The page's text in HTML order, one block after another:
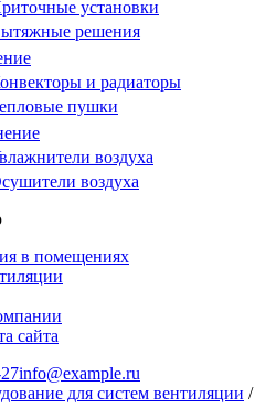
установки
решения
и радиаторы
пушки
воздуха
воздуха
в помещениях
сайта
info@example.ru
для систем вентиляции /